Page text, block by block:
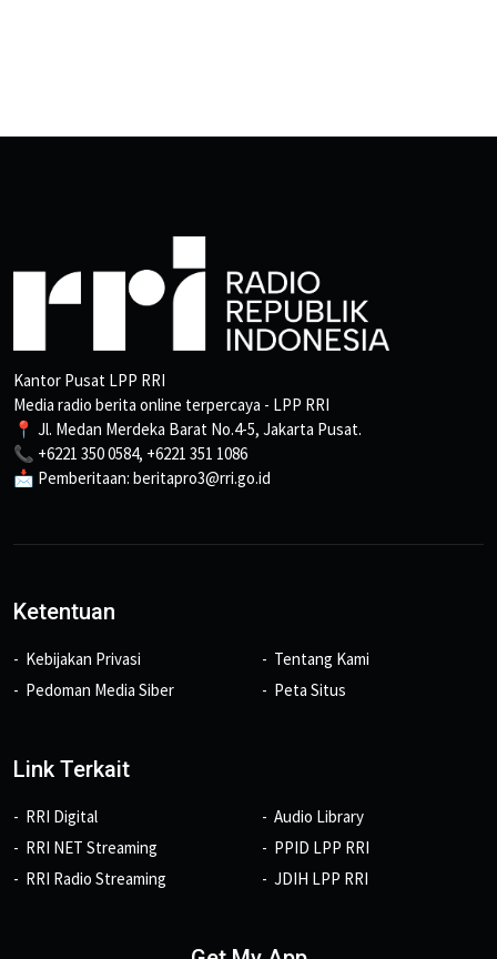
Kantor Pusat LPP RRI
Media radio berita online terpercaya - LPP RRI
📍 Jl. Medan Merdeka Barat No.4-5, Jakarta Pusat.
📞 +6221 350 0584, +6221 351 1086
📩 Pemberitaan: beritapro3@rri.go.id
Ketentuan
Kebijakan Privasi
Pedoman Media Siber
Tentang Kami
Peta Situs
Link Terkait
RRI Digital
RRI NET Streaming
RRI Radio Streaming
Audio Library
PPID LPP RRI
JDIH LPP RRI